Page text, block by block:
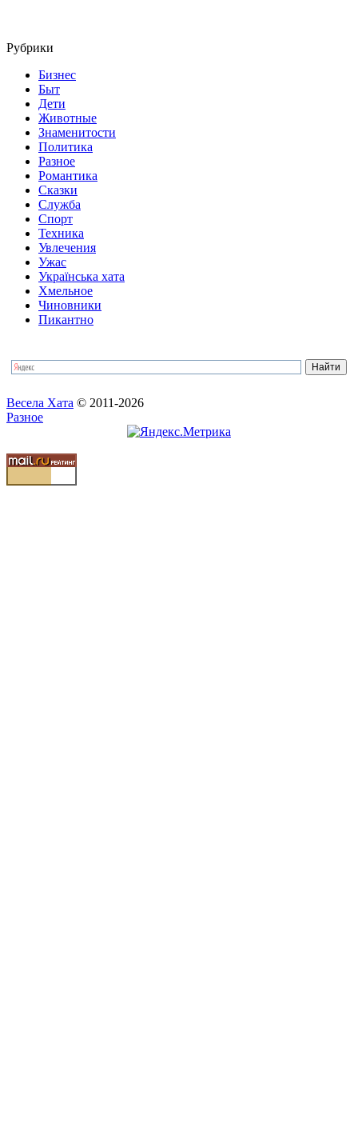
Рубрики
Бизнес
Быт
Дети
Животные
Знаменитости
Политика
Разное
Романтика
Сказки
Служба
Спорт
Техника
Увлечения
Ужас
Українська хата
Хмельное
Чиновники
Пикантно
Весела Хата © 2011-2026
Разное